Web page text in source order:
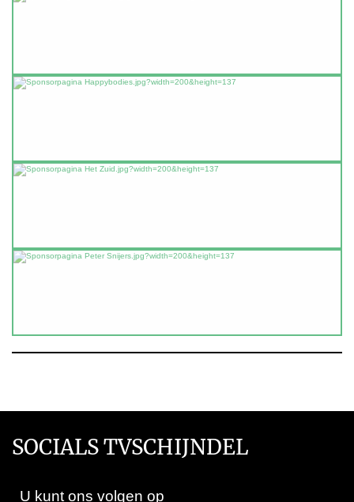
SOCIALS TVSCHIJNDEL
U kunt ons volgen op